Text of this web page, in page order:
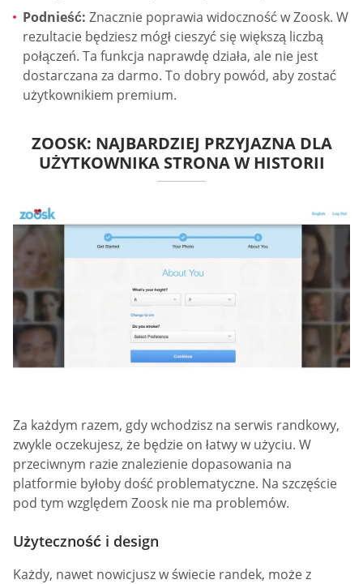
Podnieść: Znacznie poprawia widoczność w Zoosk. W
rezultacie będziesz mógł cieszyć się większą liczbą
połączeń. Ta funkcja naprawdę działa, ale nie jest
dostarczana za darmo. To dobry powód, aby zostać
użytkownikiem premium.
ZOOSK: NAJBARDZIEJ PRZYJAZNA DLA
UŻYTKOWNIKA STRONA W HISTORII
Za każdym razem, gdy wchodzisz na serwis randkowy,
zwykle oczekujesz, że będzie on łatwy w użyciu. W
przeciwnym razie znalezienie dopasowania na
platformie byłoby dość problematyczne. Na szczęście
pod tym względem Zoosk nie ma problemów.
Użyteczność i design
Każdy, nawet nowicjusz w świecie randek, może z